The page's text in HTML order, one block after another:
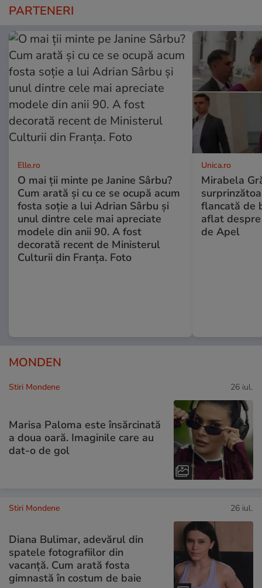
PARTENERI
Elle.ro
O mai ții minte pe Janine Sârbu?
Cum arată și cu ce se ocupă acum
fosta soție a lui Adrian Sârbu și
unul dintre cele mai apreciate
modele din anii 90. A fost
decorată recent de Ministerul
Culturii din Franța. Foto
Unica.ro
Mirabela
flancată de
aflat
de Apel
MONDEN
Stiri Mondene 26 iul.
Marisa Paloma este însărcinată
a doua oară. Imaginile care au
dat-o de gol
Stiri Mondene 26 iul.
Diana Bulimar, adevărul din
spatele fotografiilor din
vacanță. Cum arată fosta
gimnastă în costum de baie